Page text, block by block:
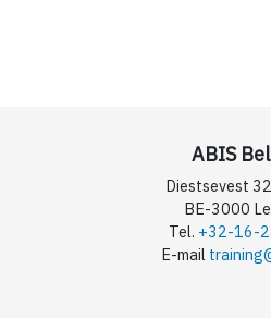
ABIS
Diestsevest
BE-3000
Tel. +32-16-
E-mail